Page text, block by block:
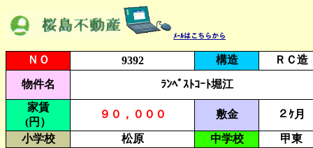
ﾒｰﾙはこちらから
ＮＯ 9392 構造 ＲＣ造
物件名
ﾗﾝﾍﾞｽﾄｺｰﾄ堀江
家賃
(円）
９０，０００ 敷金 ２ｹ月
小学校 松原 中学校
甲東